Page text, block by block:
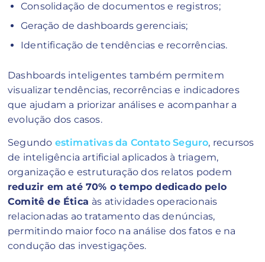
Consolidação de documentos e registros;
Geração de dashboards gerenciais;
Identificação de tendências e recorrências.
Dashboards inteligentes também permitem
visualizar tendências, recorrências e indicadores
que ajudam a priorizar análises e acompanhar a
evolução dos casos.
Segundo estimativas da Contato Seguro, recursos
de inteligência artificial aplicados à triagem,
organização e estruturação dos relatos podem
reduzir em até 70% o tempo dedicado pelo
Comitê de Ética às atividades operacionais
relacionadas ao tratamento das denúncias,
permitindo maior foco na análise dos fatos e na
condução das investigações.